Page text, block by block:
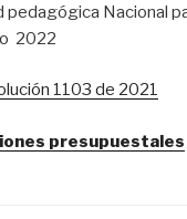
pedagógica Nacional
2022
1103 de 2021
presupuestales